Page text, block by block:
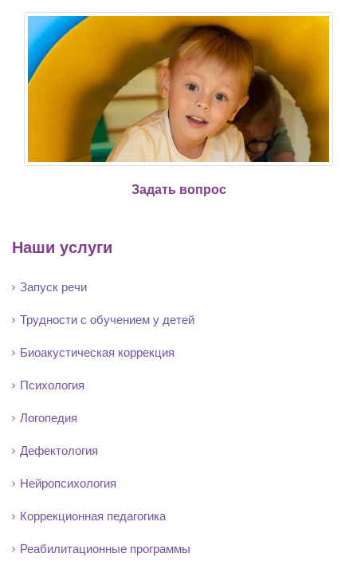
Задать вопрос
Наши услуги
Запуск речи
Трудности с обучением у детей
Биоакустическая коррекция
Психология
Логопедия
Дефектология
Нейропсихология
Коррекционная педагогика
Реабилитационные программы